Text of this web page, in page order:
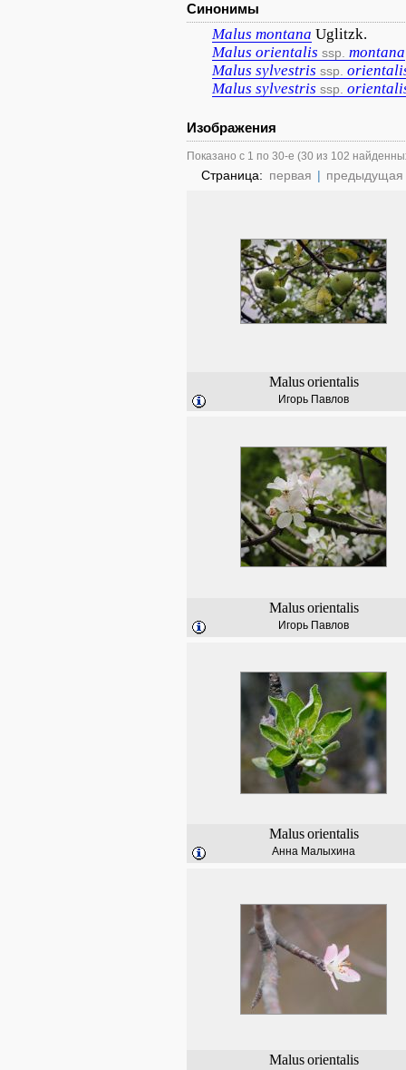
Синонимы
Malus montana Uglitzk.
Malus orientalis ssp. montana
Malus sylvestris ssp.
Malus sylvestris ssp.
Изображения
Показано с 1 по 30-е (30 из 102
Страница: первая | предыдущая
Malus orientalis
Игорь Павлов
Malus orientalis
Игорь Павлов
Malus orientalis
Анна Малыхина
Malus orientalis